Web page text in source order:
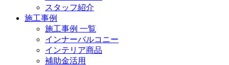
スタッフ紹介
施工事例
施工事例 一覧
インナーバルコニー
インテリア商品
補助金活用